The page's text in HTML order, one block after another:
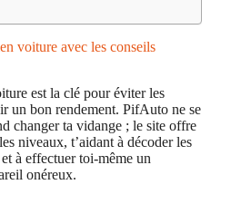
voiture avec les conseils
est la clé pour éviter les
un bon rendement. PifAuto ne se
changer ta vidange ; le site offre
niveaux, t’aidant à décoder les
à effectuer toi-même un
onéreux.